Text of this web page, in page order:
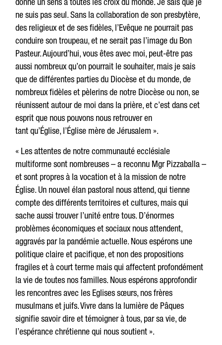
ne suis pas seul. Sans la collaboration de son presbytère,
des religieux et de ses fidèles, l’Evêque ne pourrait pas
conduire son troupeau, et ne serait pas l’image du Bon
Pasteur. Aujourd’hui, vous êtes avec moi, peut-être pas
aussi nombreux qu’on pourrait le souhaiter, mais je sais
que de différentes parties du Diocèse et du monde, de
nombreux fidèles et pèlerins de notre Diocèse ou non, se
réunissent autour de moi dans la prière, et c’est dans cet
esprit que nous pouvons nous retrouver en
tant qu’Église, l’Église mère de Jérusalem ».
« Les attentes de notre communauté ecclésiale
multiforme sont nombreuses – a reconnu Mgr Pizzaballa –
et sont propres à la vocation et à la mission de notre
Église. Un nouvel élan pastoral nous attend, qui tienne
compte des différents territoires et cultures, mais qui
sache aussi trouver l’unité entre tous. D’énormes
problèmes économiques et sociaux nous attendent,
aggravés par la pandémie actuelle. Nous espérons une
politique claire et pacifique, et non des propositions
fragiles et à court terme mais qui affectent profondément
la vie de toutes nos familles. Nous espérons approfondir
les rencontres avec les Eglises sœurs, nos frères
musulmans et juifs. Vivre dans la lumière de Pâques
signifie savoir dire et témoigner à tous, par sa vie, de
l’espérance chrétienne qui nous soutient ».